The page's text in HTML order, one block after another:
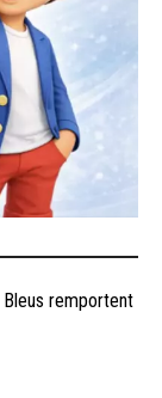
Bleus remportent